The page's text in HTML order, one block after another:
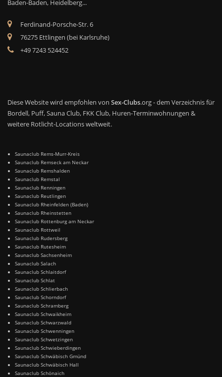
Baden-Baden, Heidelberg...
Ferdinand-Porsche-Str. 6
76275 Ettlingen (bei Karlsruhe)
+49 7243 524452
Diese Website wird empfohlen von Sex-Clubs.org - dem Verzeichnis für
Bordell, Puff, Sauna Club, FKK Club, Huren-Terminwohnungen &
weitere Rotlicht-Locations weltweit.
Saunaclub Rems-Murr-Kreis
Saunaclub Remseck am Neckar
Saunaclub Remshalden
Saunaclub Remstal
Saunaclub Renningen
Saunaclub Reutlingen
Saunaclub Rheinfelden (Baden)
Saunaclub Rheinstetten
Saunaclub Rottenburg am Neckar
Saunaclub Rottweil
Saunaclub Rudersberg
Saunaclub Rutesheim
Saunaclub Sachsenheim
Saunaclub Salach
Saunaclub Schlaitdorf
Saunaclub Schlat
Saunaclub Schlierbach
Saunaclub Schorndorf
Saunaclub Schramberg
Saunaclub Schwaikheim
Saunaclub Schwarzwald
Saunaclub Schwenningen
Saunaclub Schwetzingen
Saunaclub Schwieberdingen
Saunaclub Schwäbisch Gmünd
Saunaclub Schwäbisch Hall
Saunaclub Schönaich